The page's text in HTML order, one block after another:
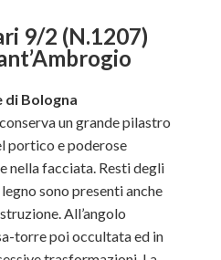
9/2 (N.1207)
di Bologna
un grande pilastro
portico e poderose
nella facciata. Resti degli
sono presenti anche
All’angolo
torre poi occultata ed in